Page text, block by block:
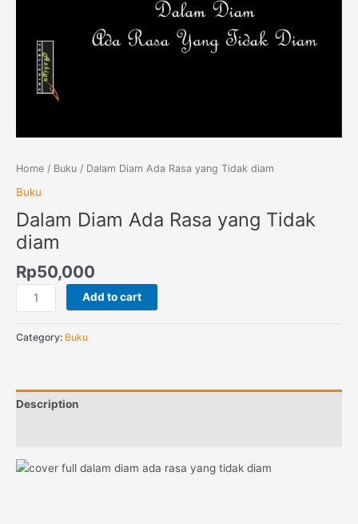
Home / Buku / Dalam Diam Ada Rasa yang Tidak diam
Buku
Dalam Diam Ada Rasa yang Tidak
diam
Rp50,000
Add to cart
Category: Buku
Description